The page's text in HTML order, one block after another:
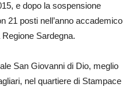
e dopo la sospensione
21 posti nell’anno accademico
Sardegna.
San Giovanni di Dio, meglio
nel quartiere di Stampace